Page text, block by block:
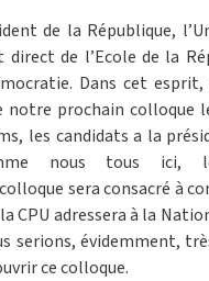
de la République,
de l’Ecole de la
Dans cet esprit,
prochain colloque
les candidats a la
nous tous ici,
sera consacré à
CPU adressera à la
serions, évidemment,
ce colloque.